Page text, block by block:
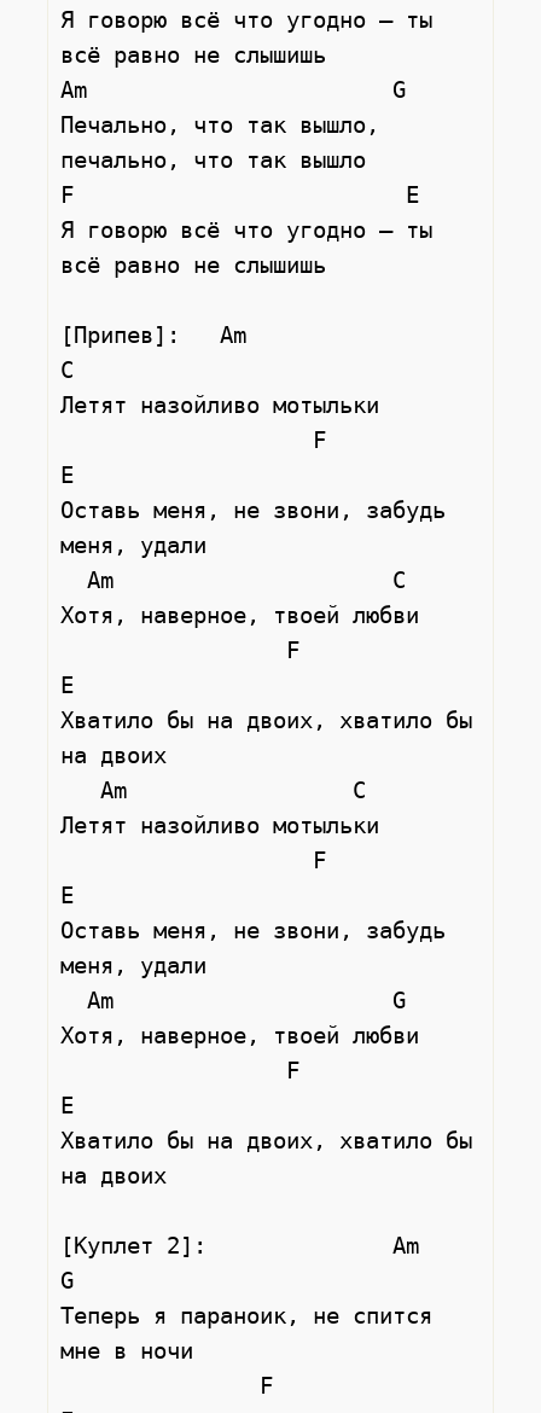
Я говорю всё что угодно — ты
всё равно не слышишь
Am                       G
Печально, что так вышло,
печально, что так вышло
F                         E
Я говорю всё что угодно — ты
всё равно не слышишь
[Припев]:   Am
C
Летят назойливо мотыльки
E
Оставь меня, не звони, забудь
меня, удали
  Am                     С
Хотя, наверное, твоей любви
E
Хватило бы на двоих, хватило бы
на двоих
   Am                 С
Летят назойливо мотыльки
E
Оставь меня, не звони, забудь
меня, удали
  Am                     G
Хотя, наверное, твоей любви
E
Хватило бы на двоих, хватило бы
на двоих
[Куплет 2]:              Am
G
Теперь я параноик, не спится
мне в ночи